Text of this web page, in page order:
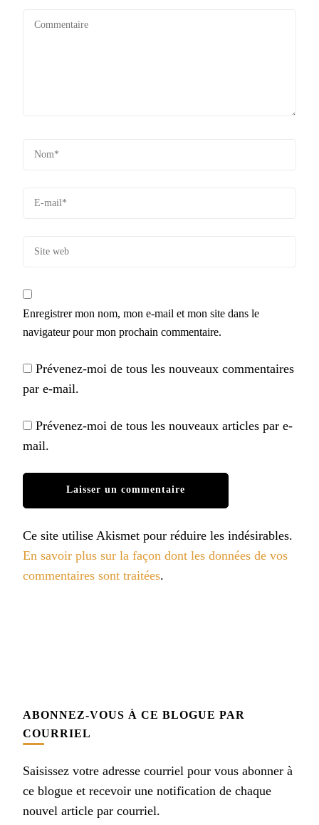
Enregistrer mon nom, mon e-mail et mon site dans le
navigateur pour mon prochain commentaire.
Prévenez-moi de tous les nouveaux commentaires
par e-mail.
Prévenez-moi de tous les nouveaux articles par e-
mail.
Ce site utilise Akismet pour réduire les indésirables.
En savoir plus sur la façon dont les données de vos
commentaires sont traitées.
ABONNEZ-VOUS À CE BLOGUE PAR
COURRIEL
Saisissez votre adresse courriel pour vous abonner à
ce blogue et recevoir une notification de chaque
nouvel article par courriel.